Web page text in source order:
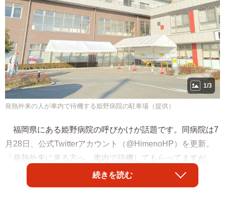
1/3
発熱外来の人が車内で待機する姫野病院の駐車場（提供）
福岡県にある姫野病院の呼びかけが話題です。同病院は7
月28日、公式Twitterアカウント（@HimenoHP）を更新。
「発熱外来に来る方へ 車内で待機してもらってますが、
車内が暑くなってイライラされている方が増えて来ていま
す。エアコンを付けて快適に待って下さい。医師、看護
続きを読む